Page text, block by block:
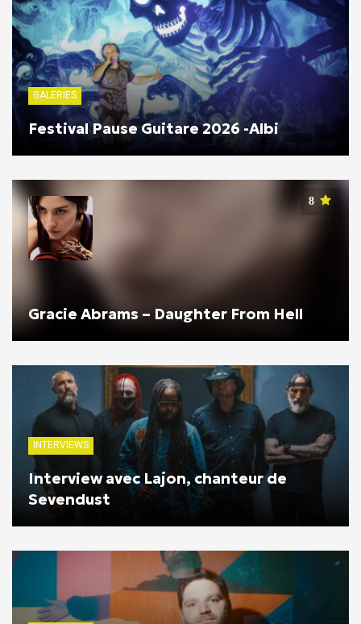
GALERIES
Festival Pause Guitare 2026 -Albi
8
Gracie Abrams – Daughter From Hell
INTERVIEWS
Interview avec Lajon, chanteur de
Sevendust